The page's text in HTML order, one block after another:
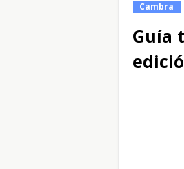
Cambra
Guía